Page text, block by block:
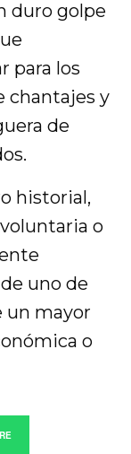
duro golpe
para los
chantajes y
de
historial,
o
uno de
un mayor
o